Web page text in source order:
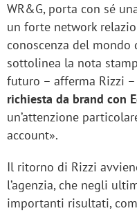
WR&G, porta con sé
un forte network
conoscenza del mondo
sottolinea la nota
futuro – afferma Rizzi
richiesta da brand con
un’attenzione
account».
Il ritorno di Rizzi
l’agenzia, che negli
importanti risultati,